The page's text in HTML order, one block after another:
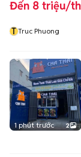
Đến 8 triệu/
T Truc Phuong
1 phút trước 2